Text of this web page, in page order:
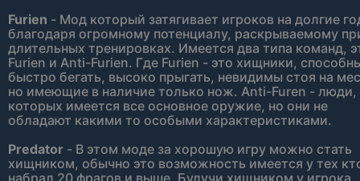
Furien - Мод который затягивает игроков на долгие
благодаря огромному потенциалу, раскрываемому
длительных тренировках. Имеется два типа команд,
Furien и Anti-Furien. Где Furien - это хищники,
быстро бегать, высоко прыгать, невидимы стоя на
но имеющие в наличие только нож. Anti-Furen - люди,
которых имеется все основное оружие, но они не
обладают какими то особыми характеристиками.
Predator - В этом моде за хорошую игру можно стать
хищником, обычно это возможность имеется у тех